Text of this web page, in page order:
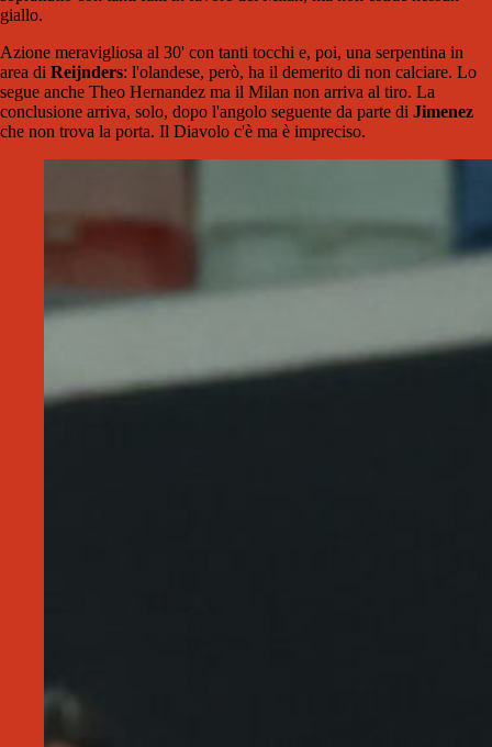
giallo.
Azione meravigliosa al 30' con tanti tocchi e, poi, una serpentina in
area di Reijnders: l'olandese, però, ha il demerito di non calciare. Lo
segue anche Theo Hernandez ma il Milan non arriva al tiro. La
conclusione arriva, solo, dopo l'angolo seguente da parte di Jimenez
che non trova la porta. Il Diavolo c'è ma è impreciso.